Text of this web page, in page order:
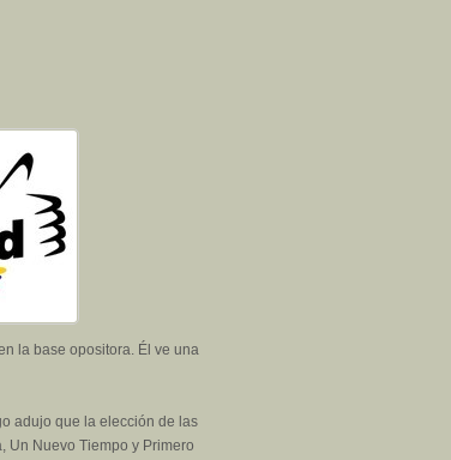
la base opositora. Él ve una
adujo que la elección de las
Un Nuevo Tiempo y Primero